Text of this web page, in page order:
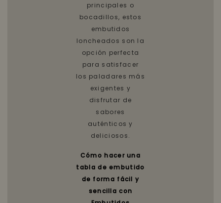
principales o
bocadillos, estos
embutidos
loncheados son la
opción perfecta
para satisfacer
los paladares más
exigentes y
disfrutar de
sabores
auténticos y
deliciosos.
Cómo hacer una
tabla de embutido
de forma fácil y
sencilla con